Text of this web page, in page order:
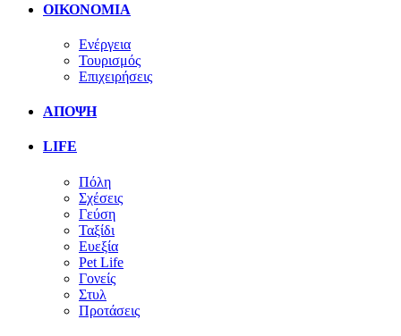
ΟΙΚΟΝΟΜΙΑ
Ενέργεια
Τουρισμός
Επιχειρήσεις
ΑΠΟΨΗ
LIFE
Πόλη
Σχέσεις
Γεύση
Ταξίδι
Ευεξία
Pet Life
Γονείς
Στυλ
Προτάσεις